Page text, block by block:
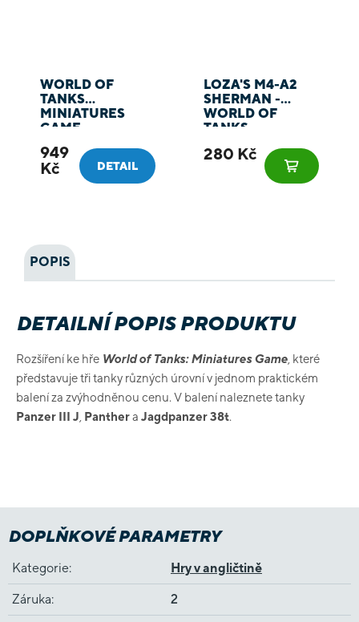
WORLD OF
TANKS
MINIATURES
GAME
949
Kč
DETAIL
LOZA'S M4-A2
SHERMAN -
WORLD OF
TANKS
GAME
280 Kč
POPIS
DETAILNÍ POPIS PRODUKTU
Rozšíření ke hře World of Tanks: Miniatures Game , které
představuje tři tanky různých úrovní v jednom praktickém
balení za zvýhodněnou cenu. V balení naleznete tanky
Panzer III J Panthera Jagdpanzer 38t.
DOPLŇKOVÉ PARAMETRY
Kategorie: Hry v angličtině
Záruka: 2